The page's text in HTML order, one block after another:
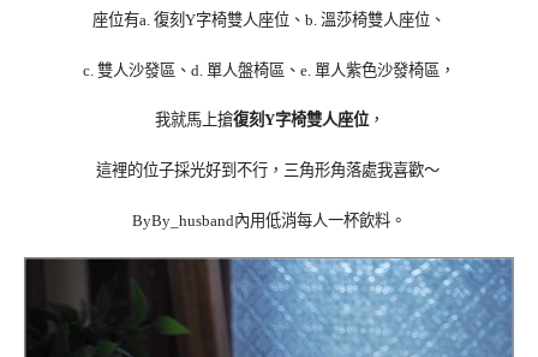
座位有a. 復刻Y字椅雙人座位、b. 溫莎椅雙人座位、
c. 雙人沙發區、d. 單人盤椅區、e. 單人紫色沙發椅區，
我就馬上搶復刻Y字椅雙人座位，
這裡的位子採光好到不行，三角形角落處我喜歡～
ByBy_husband內用低消每人一杯飲料。